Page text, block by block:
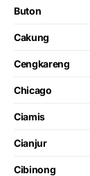
Buton
Cakung
Cengkareng
Chicago
Ciamis
Cianjur
Cibinong